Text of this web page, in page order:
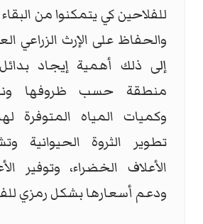
للفلاحين كي يتمكنوا من
والحفاظ على الإرث الزراعي
إلى ذلك أهمية إيجاد
منطقة حسب ظروفها
وكميات المياه المتوفرة
تطوير الثروة الحيوانية
الأعلاف الخضراء، وتوفير
ودعم أسعارها بشكل رمزي